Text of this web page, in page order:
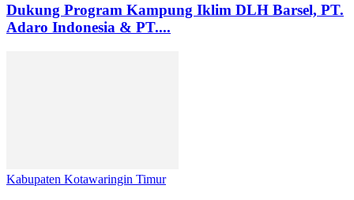
Dukung Program Kampung Iklim DLH Barsel, PT.
Adaro Indonesia & PT....
Kabupaten Kotawaringin Timur